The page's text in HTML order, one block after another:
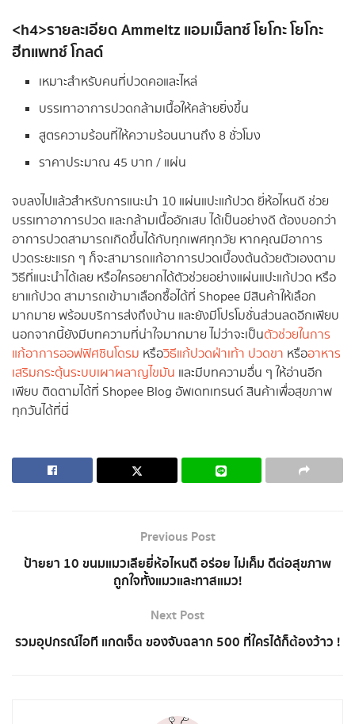
<h4>รายละเอียดAmmeltz แอมเม็ลทซ์ โยโกะ โยโกะ
ฮีทแพทช์ โกลด์
เหมาะสำหรับคนที่ปวดคอและไหล่
บรรเทาอาการปวดกล้ามเนื้อให้คล้ายยิ่งขึ้น
สูตรความร้อนที่ให้ความร้อนนานถึง 8 ชั่วโมง
ราคาประมาณ 45 บาท / แผ่น
จบลงไปแล้วสำหรับการแนะนำ 10 แผ่นแปะแก้ปวด ยี่ห้อไหนดี ช่วย
บรรเทาอาการปวด และกล้ามเนื้ออักเสบ ได้เป็นอย่างดี ต้องบอกว่า
อาการปวดสามารถเกิดขึ้นได้กับทุกเพศทุกวัย หากคุณมีอาการ
ปวดระยะแรก ๆ ก็จะสามารถแก้อาการปวดเบื้องต้นด้วยตัวเองตาม
วิธีที่แนะนำได้เลย หรือใครอยากได้ตัวช่วยอย่างแผ่นแปะแก้ปวด หรือ
ยาแก้ปวด สามารถเข้ามาเลือกซื้อได้ที่ Shopee มีสินค้าให้เลือก
มากมาย พร้อมบริการส่งถึงบ้าน และยังมีโปรโมชั่นส่วนลดอีกเพียบ
นอกจากนี้ยังมีบทความที่น่าใจมากมาย ไม่ว่าจะเป็นตัวช่วยในการ
แก้อาการออฟฟิศซินโดรม หรือวิธีแก้ปวดฝ่าเท้า ปวดขา หรืออาหาร
เสริมกระตุ้นระบบเผาผลาญไขมัน และมีบทความอื่น ๆ ให้อ่านอีก
เพียบ ติดตามได้ที่ Shopee Blog อัพเดทเทรนด์ สินค้าเพื่อสุขภาพ
ทุกวันได้ที่นี่
Previous Post
ป้ายยา 10 ขนมแมวเลียยี่ห้อไหนดี อร่อย ไม่เค็ม ดีต่อสุขภาพ
ถูกใจทั้งแมวและทาสแมว!
Next Post
รวมอุปกรณ์ไอที แกดเจ็ต ของจับฉลาก 500 ที่ใครได้ก็ต้องว้าว !